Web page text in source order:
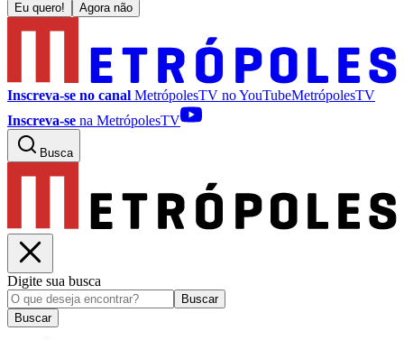
Eu quero! Agora não
Inscreva-se no canal MetrópolesTV noYouTubeMetrópolesTV
Inscreva-se na MetrópolesTV
Busca
Digite sua busca
Buscar
Buscar